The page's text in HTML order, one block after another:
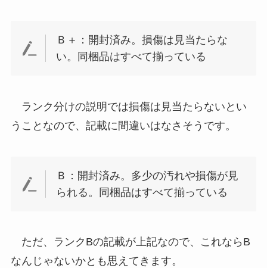
Ｂ＋：開封済み。損傷は見当たらな
い。同梱品はすべて揃っている
ランク分けの説明では損傷は見当たらないとい
うことなので、記載に間違いはなさそうです。
Ｂ：開封済み。多少の汚れや損傷が見
られる。同梱品はすべて揃っている
ただ、ランクBの記載が上記なので、これならB
なんじゃないかとも思えてきます。